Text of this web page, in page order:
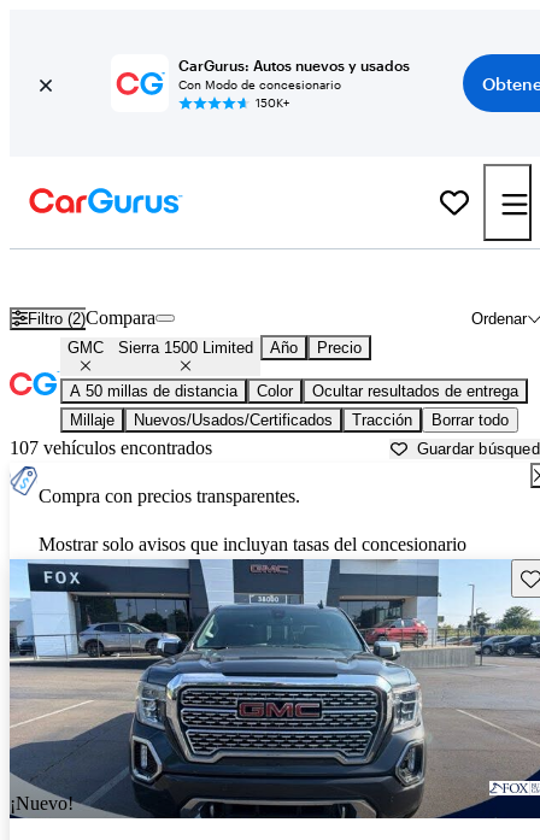
CarGurus: Autos nuevos y usados
Con Modo de concesionario
150K+
Filtro (2) Ordenar
Compara
GMC Sierra 1500 Limited Año Precio
A 50 millas de distancia Color
Ocultar resultados de entrega
Millaje
Nuevos/Usados/Certificados Tracción Borrar todo
107 vehículos encontrados Guardar
Compra con precios transparentes.
Mostrar solo avisos que incluyan tasas del concesionario
¡Nuevo!